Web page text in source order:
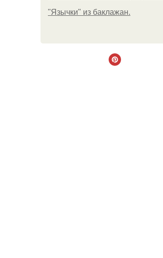
"Язычки" из баклажан.